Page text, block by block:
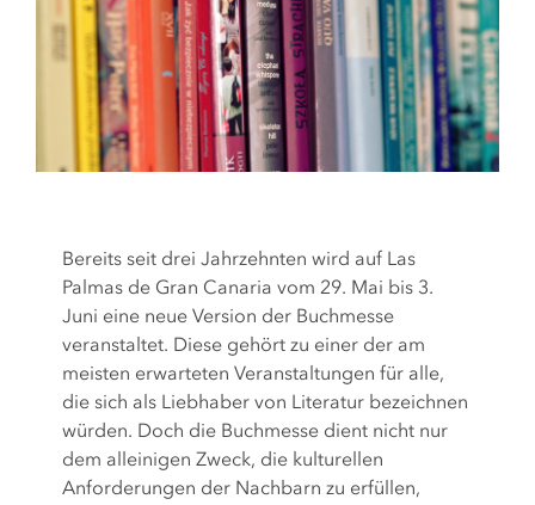
Bereits seit drei Jahrzehnten wird auf Las
Palmas de Gran Canaria vom 29. Mai bis 3.
Juni eine neue Version der Buchmesse
veranstaltet. Diese gehört zu einer der am
meisten erwarteten Veranstaltungen für alle,
die sich als Liebhaber von Literatur bezeichnen
würden. Doch die Buchmesse dient nicht nur
dem alleinigen Zweck, die kulturellen
Anforderungen der Nachbarn zu erfüllen,